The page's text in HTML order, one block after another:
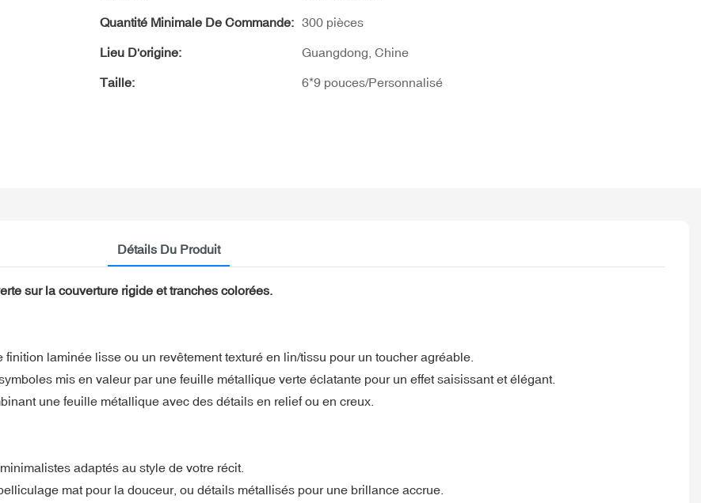
Quantité Minimale De Commande: 300 pièces
Lieu D'origine: Guangdong, Chine
Taille: 6*9 pouces/Personnalisé
Détails Du Produit
sur la couverture rigide et tranches colorées.
laminée lisse ou un revêtement texturé en lin/tissu pour un toucher agréable.
mis en valeur par une feuille métallique verte éclatante pour un effet saisissant et élégant.
une feuille métallique avec des détails en relief ou en creux.
adaptés au style de votre récit.
mat pour la douceur, ou détails métallisés pour une brillance accrue.